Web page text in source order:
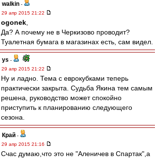
walkin -
29 апр 2015 21:22
ogonek
Да? А почему не в Черкизово проводит?
Туалетная бумага в магазинах есть, сам видел.
ys -
29 апр 2015 21:22
Ну и ладно. Тема с еврокубками теперь
практически закрыта. Судьба Якина тем самым
решена, руководство может спокойно
приступить к планированию следующего
сезона.
Край -
29 апр 2015 21:16
Счас думаю,что это не "Аленичев в Спартак",а